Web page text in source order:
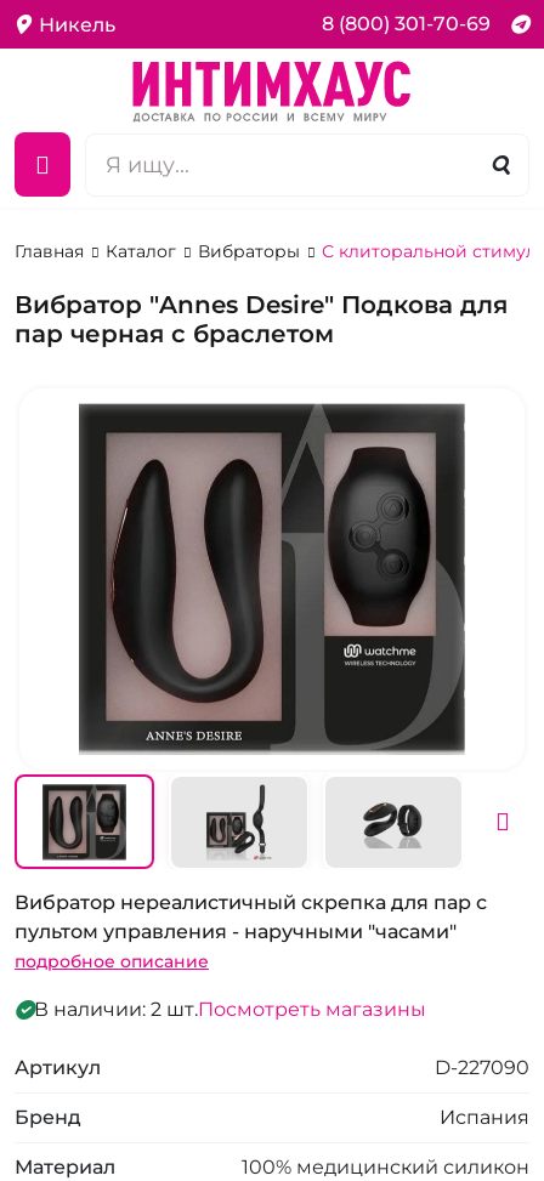
Никель 8 (800) 301-70-69
Главная Каталог Вибраторы С клиторальной
Вибратор "Annes Desire" Подкова для
пар черная с браслетом
Вибратор нереалистичный скрепка для пар с
пультом управления - наручными "часами"
подробное описание
В наличии: 2 шт.Посмотреть магазины
Артикул D-227090
Бренд Испания
Материал 100% медицинский силикон